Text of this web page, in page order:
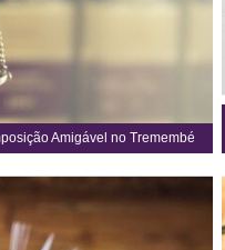
Amigável no Tremembé